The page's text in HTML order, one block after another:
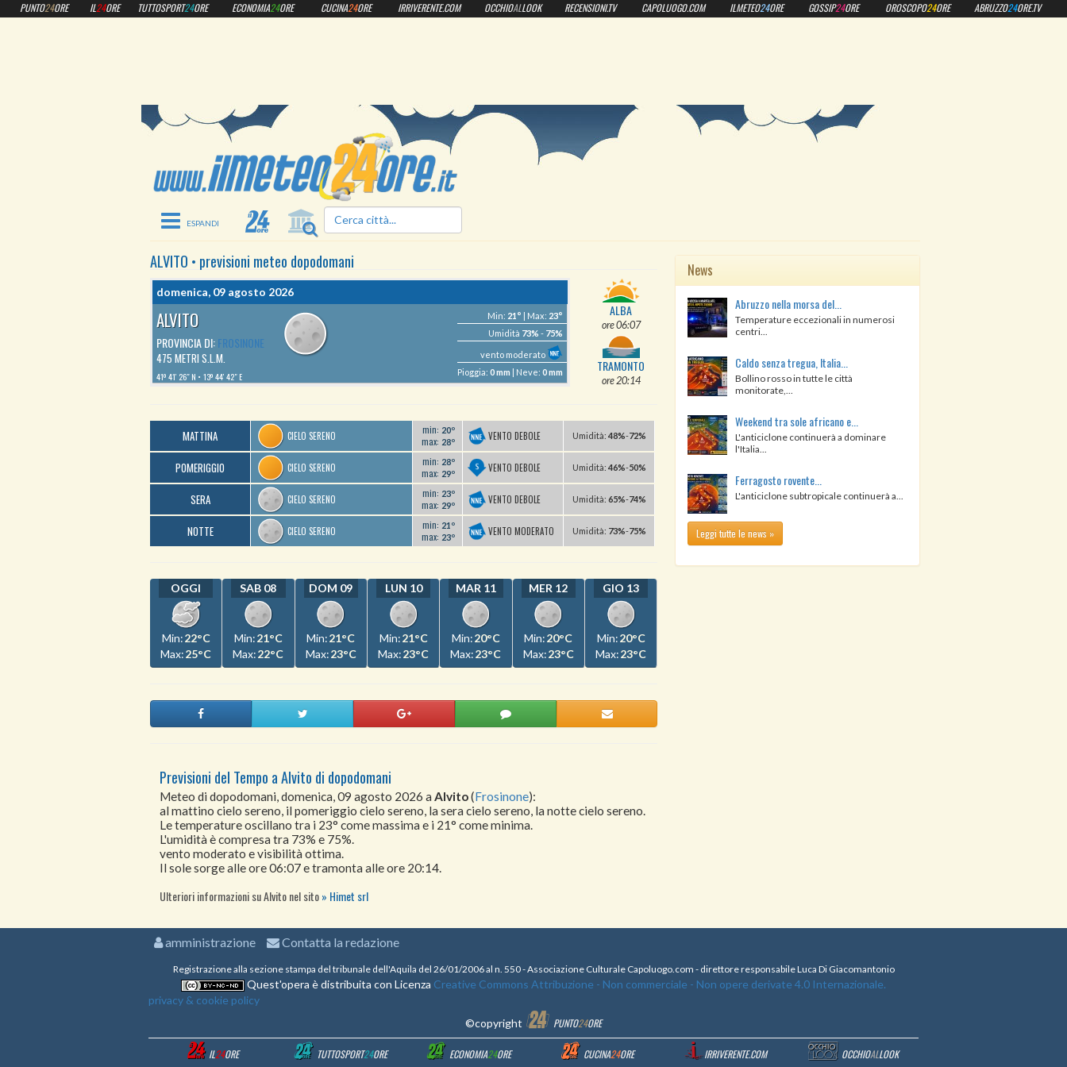
ilmeteo24ore.it
Toggle navigation
ALVITO • previsioni meteo dopodomani
domenica, 09 agosto 2026
ALVITO
PROVINCIA DI:FROSINONE
475 METRI S.L.M.
41º 41′ 26″ N 13º 44′ 42″ E
Min: 21° | Max: 23°
Umidità 73%- 75%
vento moderato
Pioggia:0 mm | Neve:0 mm
ALBA
ore 06:07
TRAMONTO
ore 20:14
MATTINA CIELO SERENO min: 20º
max: 28º VENTO DEBOLE Umidità: 48%-72%
POMERIGGIO CIELO SERENO min: 28º
max: 29º VENTO DEBOLE Umidità: 46%-50%
SERA CIELO SERENO min: 23º
max: 29º VENTO DEBOLE Umidità: 65%-74%
NOTTE CIELO SERENO min: 21º
max: 23º VENTO MODERATO Umidità: 73%-75%
OGGI
Min:22°C
Max:25°C
SAB 08
Min:21°C
Max:22°C
DOM 09
Min:21°C
Max:23°C
LUN 10
Min:21°C
Max:23°C
MAR 11
Min:20°C
Max:23°C
MER 12
Min:20°C
Max:23°C
GIO 13
Min:20°C
Max:23°C
Previsioni del Tempo a Alvito di dopodomani
Meteo di dopodomani, domenica, 09 agosto 2026 a Alvito(Frosinone):
al mattino cielo sereno, il pomeriggio cielo sereno, la sera cielo sereno, la notte cielo sereno.
Le temperature oscillano tra i 23° come massima e i 21° come minima.
L'umidità è compresa tra 73% e 75%.
vento moderato e visibilità ottima.
Il sole sorge alle ore 06:07 e tramonta alle ore 20:14.
Ulteriori informazioni su Alvito nel sito Himet srl
News
Abruzzo nella morsa del...
Temperature eccezionali in numerosi
centri...
Caldo senza tregua, Italia...
Bollino rosso in tutte le città
monitorate,...
Weekend tra sole africano e...
L'anticiclone continuerà a dominare
l'Italia...
Ferragosto rovente...
L'anticiclone subtropicale continuerà a...
Leggi tutte le news »
PUNTO24ORE IL24ORE TUTTOSPORT24ORE ECONOMIA24ORE CUCINA24ORE IRRIVERENTE.COM OCCHIOALLOOK RECENSIONI.TV CAPOLUOGO.COM ILMETEO24ORE GOSSIP24ORE OROSCOPO24ORE ABRUZZO24ORE.TV
amministrazione Contatta la redazione
Registrazione alla sezione stampa del tribunale dell'Aquila del 26/01/2006 al n. 550 - Associazione Culturale Capoluogo.com - direttore responsabile Luca Di Giacomantonio
Quest'opera è distribuita con Licenza Creative Commons Attribuzione - Non commerciale - Non opere derivate 4.0 Internazionale.
privacy & cookie policy
©copyright
PUNTO24ORE
IL24ORE TUTTOSPORT24ORE ECONOMIA24ORE CUCINA24ORE IRRIVERENTE.COM OCCHIOALLOOK